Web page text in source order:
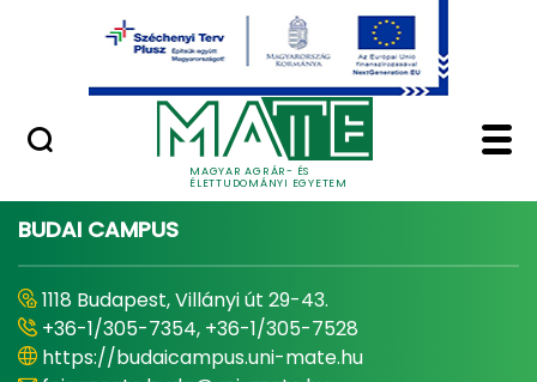
Ugrás a fő tartalomhoz
MAGYAR AGRÁR- ÉS
ÉLETTUDOMÁNYI EGYETEM
Minőségügy
Home - Magyar
BUDAI CAMPUS
1118 Budapest, Villányi út 29-43.
+36-1/305-7354, +36-1/305-7528
https://budaicampus.uni-mate.hu